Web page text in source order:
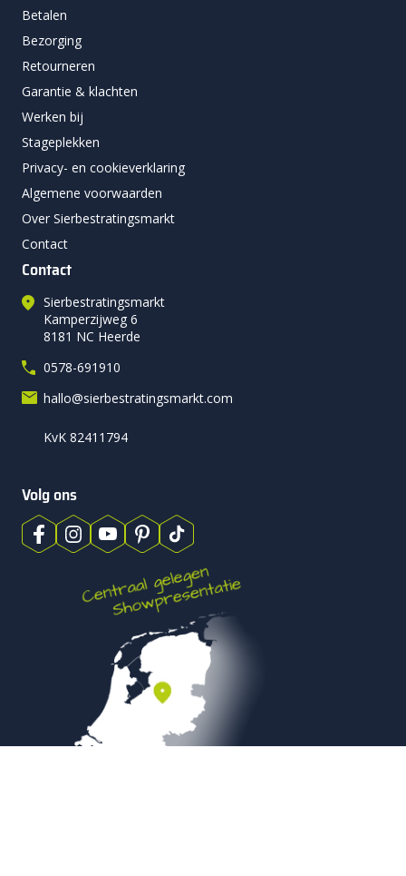
Betalen
Bezorging
Retourneren
Garantie & klachten
Werken bij
Stageplekken
Privacy- en cookieverklaring
Algemene voorwaarden
Over Sierbestratingsmarkt
Contact
Contact
Sierbestratingsmarkt
Kamperzijweg 6
8181 NC Heerde
0578-691910
hallo@sierbestratingsmarkt.com
KvK 82411794
Volg ons